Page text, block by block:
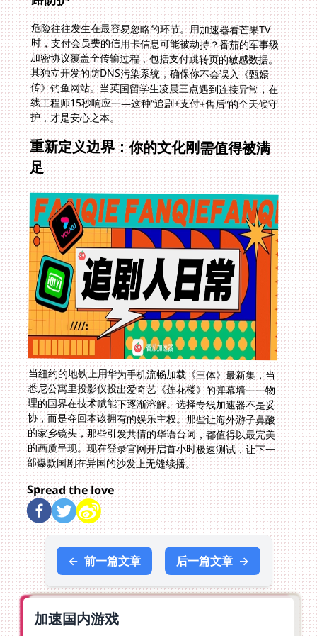
危险往往发生在最容易忽略的环节。用加速器看芒果TV
时，支付会员费的信用卡信息可能被劫持？番茄的军事级
加密协议覆盖全传输过程，包括支付跳转页的敏感数据。
其独立开发的防DNS污染系统，确保你不会误入《甄嬛
传》钓鱼网站。当英国留学生凌晨三点遇到连接异常，在
线工程师15秒响应——这种“追剧+支付+售后”的全天候守
护，才是安心之本。
重新定义边界：你的文化刚需值得被满
足
当纽约的地铁上用华为手机流畅加载《三体》最新集，当
悉尼公寓里投影仪投出爱奇艺《莲花楼》的弹幕墙——物
理的国界在技术赋能下逐渐溶解。选择专线加速器不是妥
协，而是夺回本该拥有的娱乐主权。那些让海外游子鼻酸
的家乡镜头，那些引发共情的华语台词，都值得以最完美
的画质呈现。现在登录官网开启首小时极速测试，让下一
部爆款国剧在异国的沙发上无缝续播。
Spread the love
← 前一篇文章 后一篇文章 →
加速国内游戏